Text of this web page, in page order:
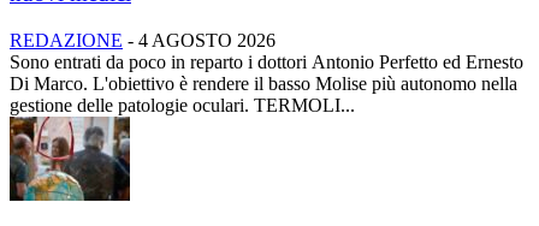
REDAZIONE - 4 AGOSTO 2026
Sono entrati da poco in reparto i dottori Antonio Perfetto ed Ernesto
Di Marco. L'obiettivo è rendere il basso Molise più autonomo nella
gestione delle patologie oculari. TERMOLI...